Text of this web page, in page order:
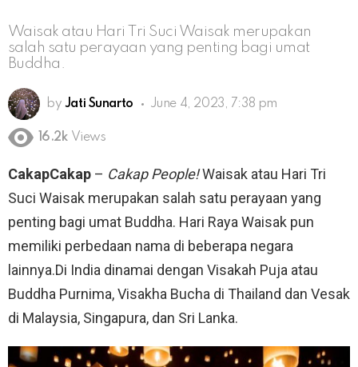
Waisak atau Hari Tri Suci Waisak merupakan
salah satu perayaan yang penting bagi umat
Buddha.
by Jati Sunarto June 4, 2023, 7:38 pm
16.2k Views
CakapCakap – Cakap People!Waisak atau Hari Tri
Suci Waisak merupakan salah satu perayaan yang
penting bagi umat Buddha. Hari Raya Waisak pun
memiliki perbedaan nama di beberapa negara
lainnya.Di India dinamai dengan Visakah Puja atau
Buddha Purnima, Visakha Bucha di Thailand dan Vesak
di Malaysia, Singapura, dan Sri Lanka.